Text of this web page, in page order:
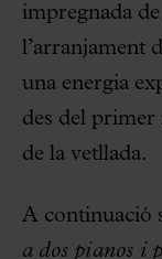
impregnada
l’arranjament
una energia
des del primer
de la vetllada.
A continuació
a dos pianos i